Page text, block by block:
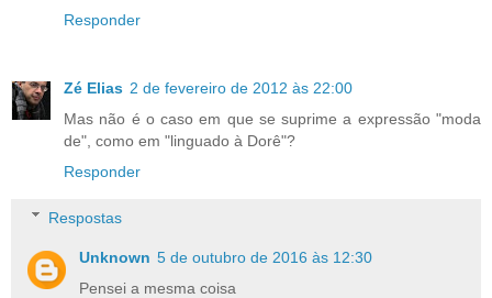
Responder
Zé Elias 2 de fevereiro de 2012 às 22:00
Mas não é o caso em que se suprime a expressão "moda
de", como em "linguado à Dorê"?
Responder
Respostas
Unknown 5 de outubro de 2016 às 12:30
Pensei a mesma coisa